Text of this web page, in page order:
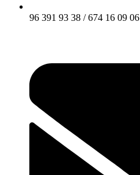
96 391 93 38 / 674 16 09 06